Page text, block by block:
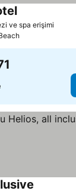
ve spa erişimi
Fiyatları görün